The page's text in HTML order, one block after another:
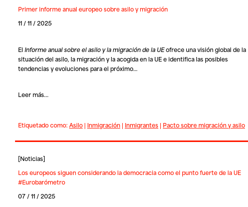
Primer informe anual europeo sobre asilo y migración
11 / 11 / 2025
El Informe anual sobre el asilo y la migración de la UEofrece una visión global de la
situación del asilo, la migración y la acogida en la UE e identifica las posibles
tendencias y evoluciones para el próximo…
Leer más...
Etiquetado como:Asilo| Inmigración| Inmigrantes| Pacto sobre migración y asilo
[Noticias]
Los europeos siguen considerando la democracia como el punto fuerte de la UE
#Eurobarómetro
07 / 11 / 2025